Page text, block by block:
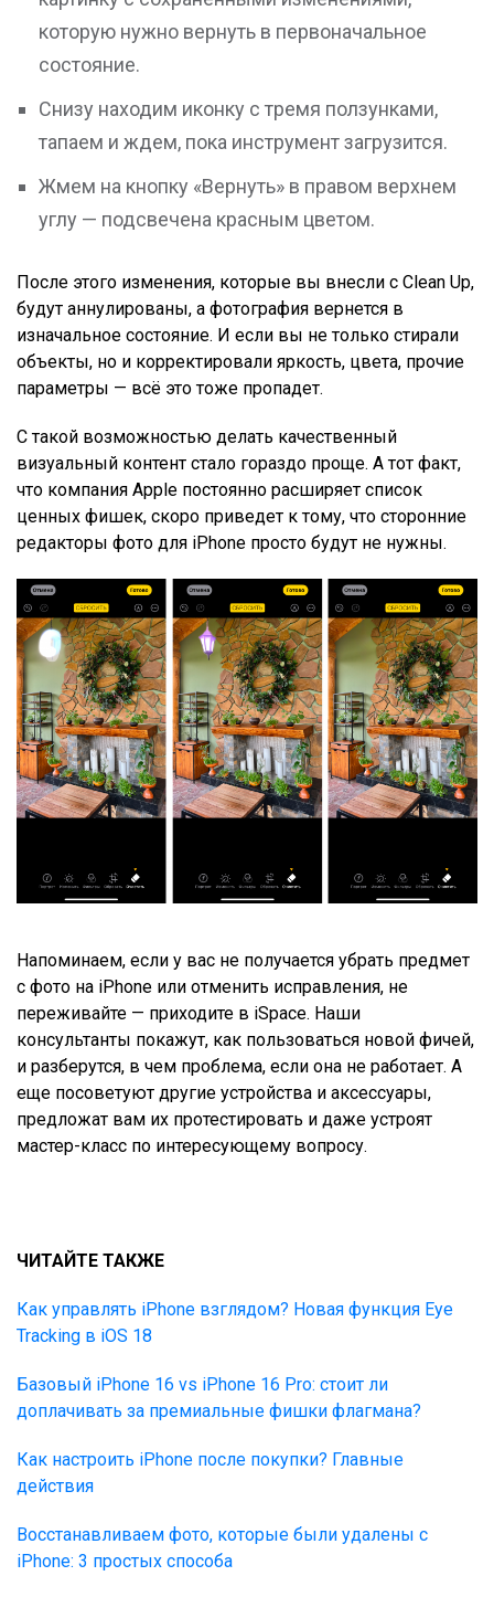
которую нужно вернуть в первоначальное
состояние.
Снизу находим иконку с тремя ползунками,
тапаем и ждем, пока инструмент загрузится.
Жмем на кнопку «Вернуть» в правом верхнем
углу — подсвечена красным цветом.
После этого изменения, которые вы внесли с Clean Up,
будут аннулированы, а фотография вернется в
изначальное состояние. И если вы не только стирали
объекты, но и корректировали яркость, цвета, прочие
параметры — всё это тоже пропадет.
С такой возможностью делать качественный
визуальный контент стало гораздо проще. А тот факт,
что компания Apple постоянно расширяет список
ценных фишек, скоро приведет к тому, что сторонние
редакторы фото для iPhone просто будут не нужны.
Напоминаем, если у вас не получается убрать предмет
с фото на iPhone или отменить исправления, не
переживайте — приходите в iSpace. Наши
консультанты покажут, как пользоваться новой фичей,
и разберутся, в чем проблема, если она не работает. А
еще посоветуют другие устройства и аксессуары,
предложат вам их протестировать и даже устроят
мастер-класс по интересующему вопросу.
ЧИТАЙТЕ ТАКЖЕ
Как управлять iPhone взглядом? Новая функция Eye
Tracking в iOS 18
Базовый iPhone 16 vs iPhone 16 Pro: стоит ли
доплачивать за премиальные фишки флагмана?
Как настроить iPhone после покупки? Главные
действия
Восстанавливаем фото, которые были удалены с
iPhone: 3 простых способа